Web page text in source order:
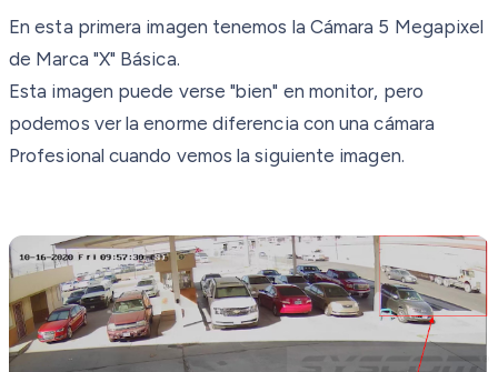
En esta primera imagen tenemos la Cámara 5 Megapixel
de Marca "X" Básica.
Esta imagen puede verse "bien" en monitor, pero
podemos ver la enorme diferencia con una cámara
Profesional cuando vemos la siguiente imagen.